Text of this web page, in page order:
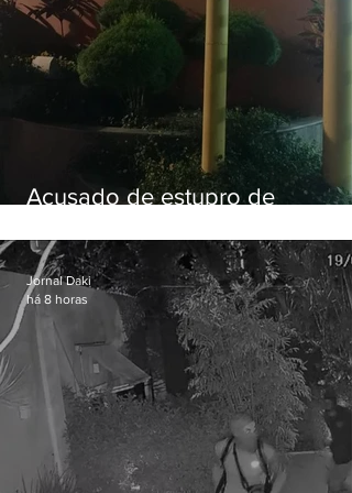
Acusado de estupro de
Jornal Daki
há 8 horas